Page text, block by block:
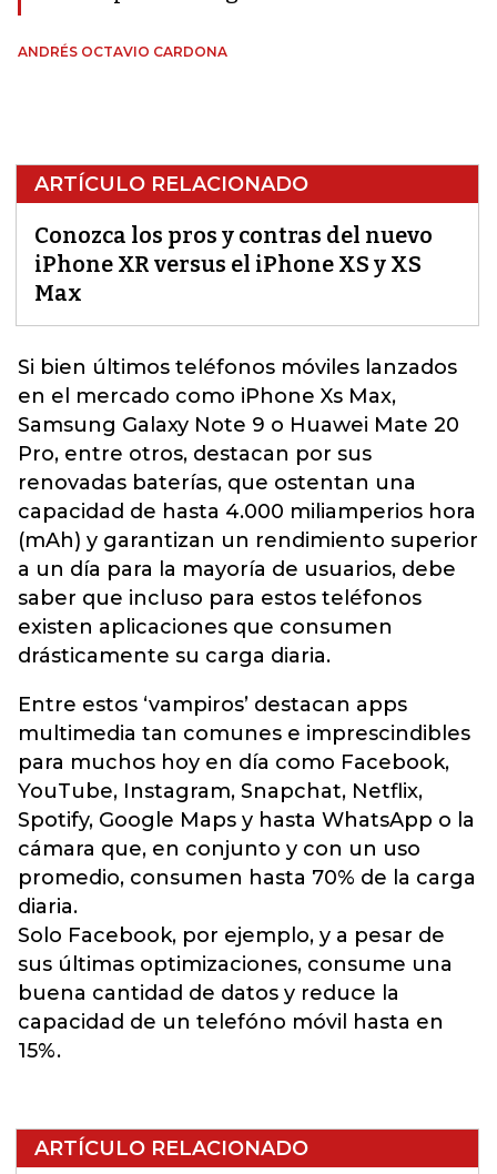
ANDRÉS OCTAVIO CARDONA
ARTÍCULO RELACIONADO
Conozca los pros y contras del nuevo
iPhone XR versus el iPhone XS y XS
Max
Si bien últimos teléfonos móviles lanzados
en el mercado como iPhone Xs Max,
Samsung Galaxy Note 9 o Huawei Mate 20
Pro, entre otros, destacan por sus
renovadas baterías, que ostentan una
capacidad de hasta 4.000 miliamperios hora
(mAh) y garantizan un rendimiento superior
a un día para la mayoría de usuarios, debe
saber que incluso para estos teléfonos
existen aplicaciones que consumen
drásticamente su carga diaria.
Entre estos ‘vampiros’ destacan apps
multimedia tan comunes e imprescindibles
para muchos hoy en día como Facebook,
YouTube, Instagram, Snapchat, Netflix,
Spotify, Google Maps y hasta WhatsApp o la
cámara que, en conjunto y con un uso
promedio, consumen hasta 70% de la carga
diaria.
Solo Facebook, por ejemplo, y a pesar de
sus últimas optimizaciones, consume una
buena cantidad de datos y reduce la
capacidad de un telefóno móvil hasta en
15%.
ARTÍCULO RELACIONADO